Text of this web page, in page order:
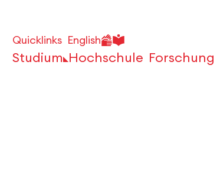
Quicklinks English
Studium Hochschule Forschung